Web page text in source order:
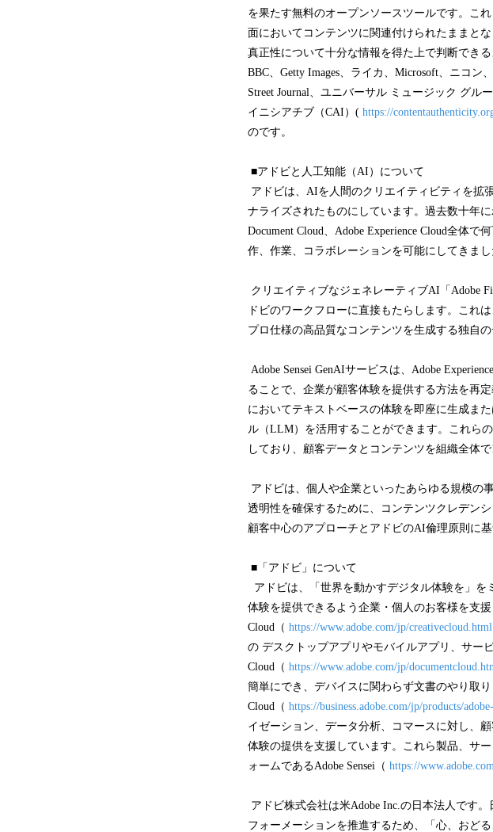
を果たす無料のオープンソースツールです。こ
面においてコンテンツに関連付けられたままと
真正性について十分な情報を得た上で判断でき
BBC、Getty Images、ライカ、Microsoft、ニコン
Street Journal、ユニバーサル ミュージック グル
イニシアチブ（CAI）( https://
のです。
■アドビと人工知能（AI）について
アドビは、AIを人間のクリエイティビティを拡
ナライズされたものにしています。過去数十年に
Document Cloud、Adobe Experience Cloud全体
作、作業、コラボレーションを可能にしてきまし
クリエイティブなジェネレーティブAI「Adobe
ドビのワークフローに直接もたらします。これ
プロ仕様の高品質なコンテンツを生成する独自
Adobe Sensei GenAIサービスは、Adobe
ることで、企業が顧客体験を提供する方法を再
においてテキストベースの体験を即座に生成ま
ル（LLM）を活用することができます。これら
しており、顧客データとコンテンツを組織全体
アドビは、個人や企業といったあらゆる規模の
透明性を確保するために、コンテンツクレデン
顧客中心のアプローチとアドビのAI倫理原則に
■「アドビ」について
アドビは、「世界を動かすデジタル体験を」
体験を提供できるよう企業・個人のお客様を支援
Cloud（ https://www.adobe.com/jp/creativecloud.html
の デスクトップアプリやモバイルアプリ、サー
Cloud（ https://www.adobe.com/jp/
簡単にでき、デバイスに関わらず文書のやり取
Cloud（ https://business.adobe.com/jp/products/
イゼーション、データ分析、コマースに対し、
体験の提供を支援しています。これら製品、サ
ォームであるAdobe Sensei（ https://
アドビ株式会社は米Adobe Inc.の日本法人です
フォーメーションを推進するため、「心、おど